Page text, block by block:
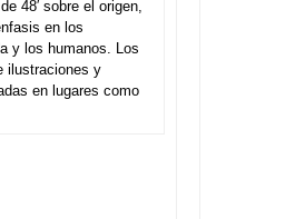
48′ sobre el origen,
en los
y los humanos. Los
ilustraciones y
en lugares como